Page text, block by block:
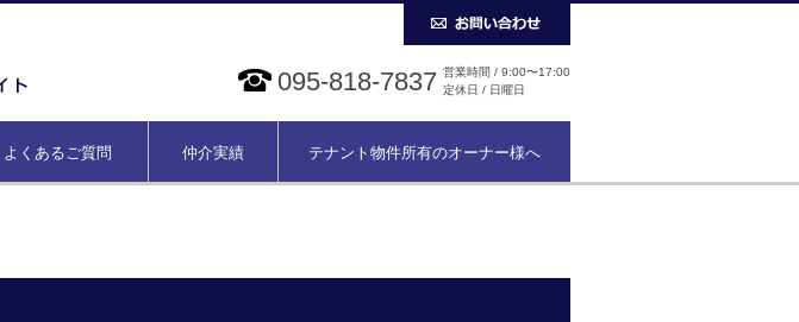
095-818-7837 営業時間 / 9:00〜17:00
定休日 / 日曜日
よくあるご質問 仲介実績 テナント物件所有のオーナー様へ